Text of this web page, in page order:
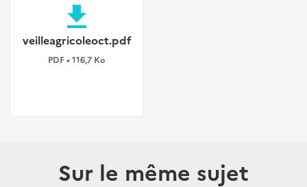
file_download
veilleagricoleoct.pdf
PDF • 116,7 Ko
Sur le même sujet